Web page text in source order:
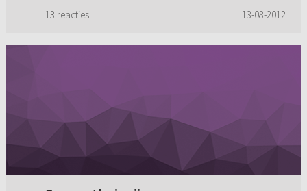
13 reacties 13-08-2012